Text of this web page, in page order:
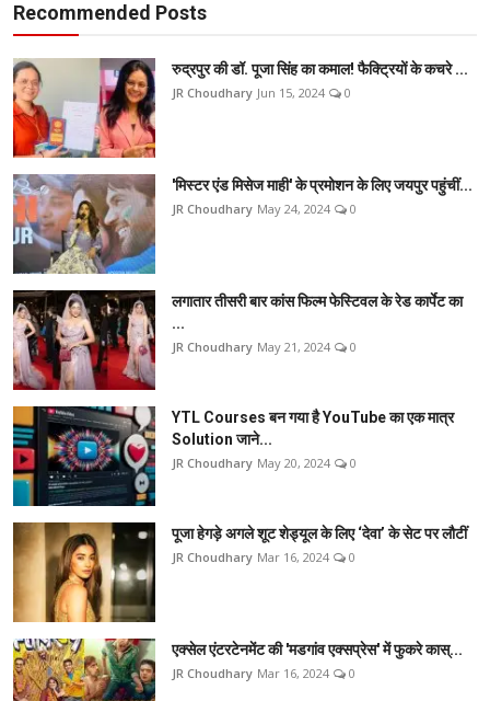
Recommended Posts
रुद्रपुर की डॉ. पूजा सिंह का कमाल! फैक्ट्रियों के कचरे ...
JR Choudhary Jun 15, 2024 0
'मिस्टर एंड मिसेज माही' के प्रमोशन के लिए जयपुर पहुंचीं...
JR Choudhary May 24, 2024 0
लगातार तीसरी बार कांस फिल्म फेस्टिवल के रेड कार्पेट का
...
JR Choudhary May 21, 2024 0
YTL Courses बन गया है YouTube का एक मात्र
Solution जाने...
JR Choudhary May 20, 2024 0
पूजा हेगड़े अगले शूट शेड्यूल के लिए ‘देवा’ के सेट पर लौटीं
JR Choudhary Mar 16, 2024 0
एक्सेल एंटरटेनमेंट की 'मडगांव एक्सप्रेस' में फुकरे कास्...
JR Choudhary Mar 16, 2024 0